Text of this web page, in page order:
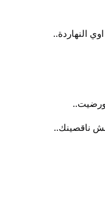
النهاردة..
ناقصينك..